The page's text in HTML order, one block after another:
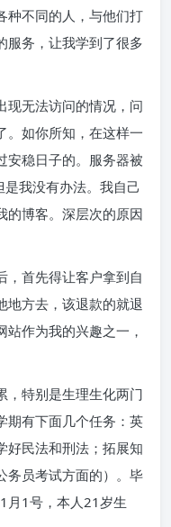
种不同的人，与他们打
服务，让我学到了很多
现无法访问的情况，问
。如你所知，在这样一
安稳日子的。服务器被
我没有办法。我自己
的博客。深层次的原因
，首先得让客户拿到自
地方去，该退款的就退
作为我的兴趣之一，
，特别是生理生化两门
期有下面几个任务：英
好民法和刑法；拓展知
务员考试方面的）。毕
月1号，本人21岁生